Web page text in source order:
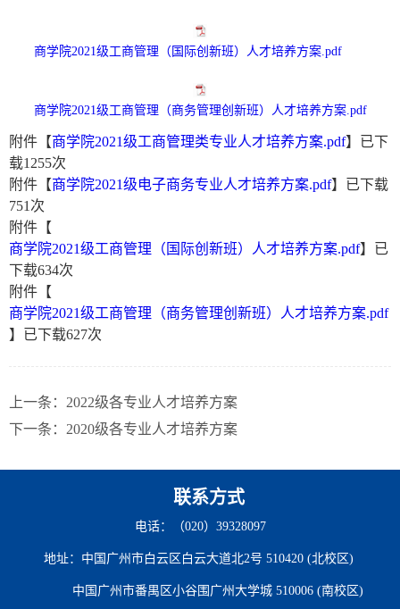
商学院2021级工商管理（国际创新班）人才培养方案.pdf
商学院2021级工商管理（商务管理创新班）人才培养方案.pdf
附件【商学院2021级工商管理类专业人才培养方案.pdf】已下
载1255次
附件【商学院2021级电子商务专业人才培养方案.pdf】已下载
751 次
附件【
商学院2021级工商管理（国际创新班）人才培养方案.pdf】已
下载634次
附件【
商学院2021级工商管理（商务管理创新班）人才培养方案.pdf
】已下载627次
上一条： 2022级各专业人才培养方案
下一条： 2020级各专业人才培养方案
联系方式
电话：（020）39328097
地址：中国广州市白云区白云大道北2号 510420 (北校区)
中国广州市番禺区小谷围广州大学城 510006 (南校区)